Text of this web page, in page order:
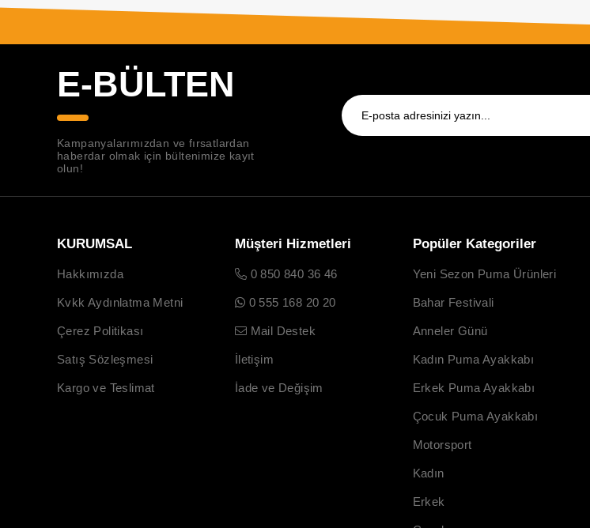
E-BÜLTEN
Kampanyalarımızdan ve fırsatlardan
haberdar olmak için bültenimize kayıt
olun!
KURUMSAL
Hakkımızda
Kvkk Aydınlatma Metni
Çerez Politikası
Satış Sözleşmesi
Kargo ve Teslimat
Müşteri Hizmetleri
0 850 840 36 46
0 555 168 20 20
Mail Destek
İletişim
İade ve Değişim
Popüler Kategoriler
Yeni Sezon Puma Ürünleri
Bahar Festivali
Anneler Günü
Kadın Puma Ayakkabı
Erkek Puma Ayakkabı
Çocuk Puma Ayakkabı
Motorsport
Kadın
Erkek